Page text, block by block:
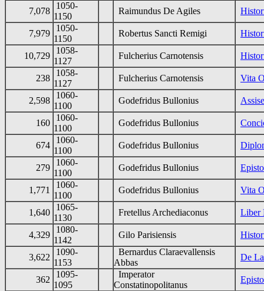
7,078
1050-
1150
Raimundus De Agiles
7,979
1050-
1150
Robertus Sancti Remigi
10,729
1058-
1127
Fulcherius Carnotensis
238
1058-
1127
Fulcherius Carnotensis Vita
2,598
1060-
1100
Godefridus Bullonius
160
1060-
1100
Godefridus Bullonius
674
1060-
1100
Godefridus Bullonius
279
1060-
1100
Godefridus Bullonius
1,771
1060-
1100
Godefridus Bullonius Vita
1,640
1065-
1130
Fretellus Archediaconus Liber
4,329
1080-
1142
Gilo Parisiensis
3,622
1090-
1153
Bernardus Claraevallensis
Abbas
De
362
1095-
1095
Imperator
Constatinopolitanus